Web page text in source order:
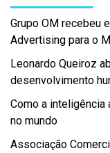
Grupo OM recebeu
Advertising para o
Leonardo Queiroz
desenvolvimento
Como a inteligência
no mundo
Associação